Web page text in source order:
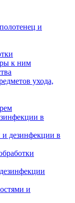
и
к ним
ухода,
в
и дезинфекции в
и